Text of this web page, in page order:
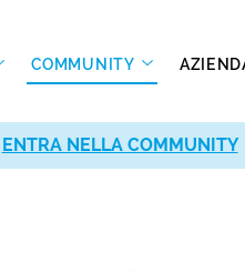
COMMUNITY
ENTRA NELLA COMMUNITY